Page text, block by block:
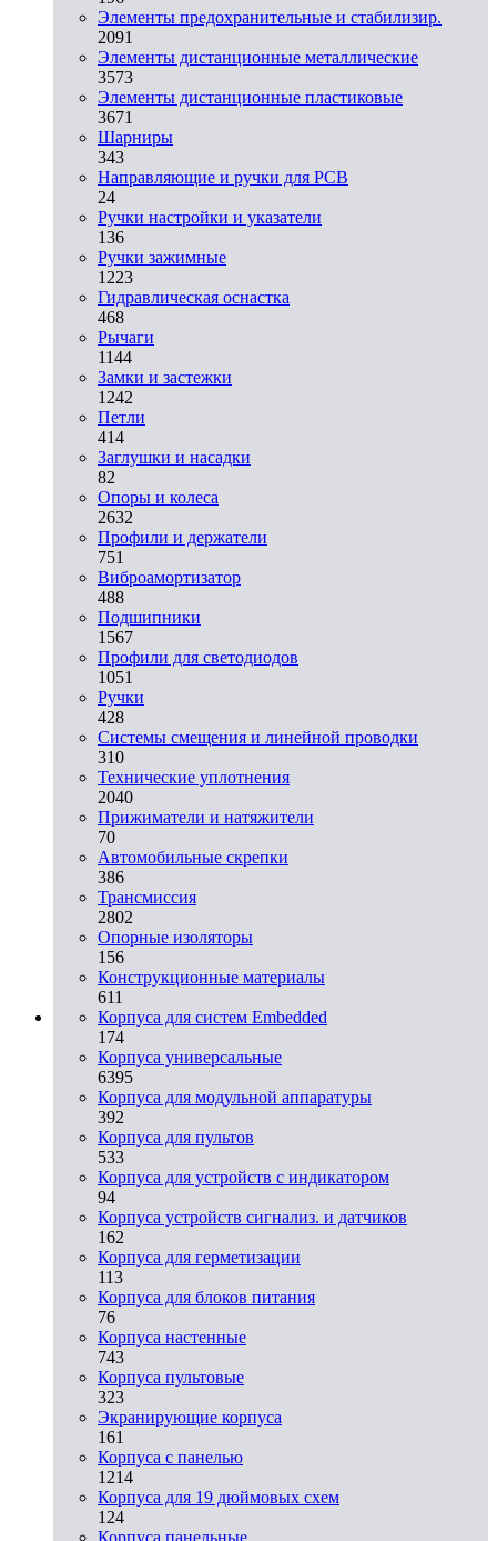
Элементы предохранительные и стабилизир.
2091
Элементы дистанционные металлические
3573
Элементы дистанционные пластиковые
3671
Шарниры
343
Направляющие и ручки для PCB
24
Ручки настройки и указатели
136
Ручки зажимные
1223
Гидравлическая оснастка
468
Рычаги
1144
Замки и застежки
1242
Петли
414
Заглушки и насадки
82
Опоры и колеса
2632
Профили и держатели
751
Виброамортизатор
488
Подшипники
1567
Профили для светодиодов
1051
Ручки
428
Системы смещения и линейной проводки
310
Технические уплотнения
2040
Прижиматели и натяжители
70
Автомобильные скрепки
386
Трансмиссия
2802
Опорные изоляторы
156
Конструкционные материалы
611
Корпуса для систем Embedded
174
Корпуса универсальные
6395
Корпуса для модульной аппаратуры
392
Корпуса для пультов
533
Корпуса для устройств с индикатором
94
Корпуса устройств сигнализ. и датчиков
162
Корпуса для герметизации
113
Корпуса для блоков питания
76
Корпуса настенные
743
Корпуса пультовые
323
Экранирующие корпуса
161
Корпуса с панелью
1214
Корпуса для 19 дюймовых схем
124
Корпуса панельные